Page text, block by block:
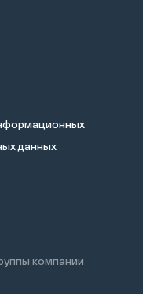
данных
компании